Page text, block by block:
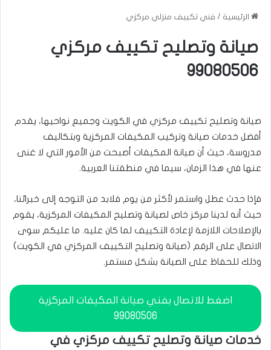
الرئيسية / فني تكييف منزلي مركزي
صيانة وتصليح تكييف مركزي
99080506
صيانة وتصليح تكييف مركزي في الكويت وجميع نواحيها، يقدم
أفضل خدمات صيانة وتركيب المكيفات المركزية وبتكاليف
مدروسة، حيث أن صيانة المكيفات أصبحت من الأمور التي لا غنى
عنها في هذا الزمان، سيما في منطقتنا العربية.
فإذا حدث عطل واستمر لأكثر من يوم فلابد من التوجه إلى خبرائنا،
حيث أنه لدينا مركز خاص لصيانة وتصليح المكيفات المركزية، يقوم
بالإصلاحات اللازمة لإعادة التكييف لما كان عليه. ما عليكم سوى
الاتصال على الرقم (صيانة وتصليح التكييف المركزي في الكويت)
وذلك للحفاظ على الصيانة بشكل مستمر.
اضغط للاتصال بفني صيانة المكيفات المركزية
99080506
خدمات صيانة وتصليح تكييف مركزي في